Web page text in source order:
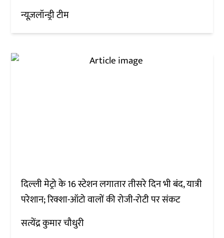
न्यूज़लॉन्ड्री टीम
दिल्ली मेट्रो के 16 स्टेशन लगातार तीसरे दिन भी बंद, यात्री
परेशान; रिक्शा-ऑटो वालों की रोजी-रोटी पर संकट
सत्येंद्र कुमार चौधुरी